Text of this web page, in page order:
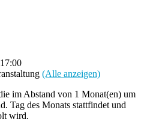
17:00
(Alle anzeigen)
im Abstand von 1 Monat(en) um
Tag des Monats stattfindet und
wird.